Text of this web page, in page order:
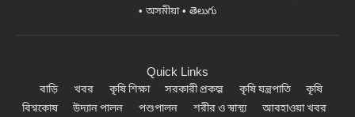
অসমীয়া
తెలుగు
Quick Links
বাড়ি খবর কৃষি শিক্ষা সরকারী প্রকল্প কৃষি যন্ত্রপাতি
কৃষি
বিশ্বকোষ
উদ্যান পালন পশুপালন শরীর ও স্বাস্থ্য
আবহাওয়া খবর